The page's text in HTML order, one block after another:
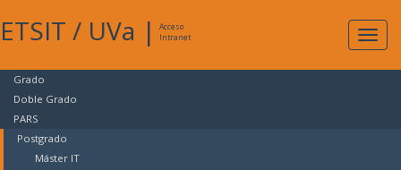
ETSIT / UVa |
Acceso
Intranet
Grado
Doble Grado
PARS
Postgrado
Máster IT